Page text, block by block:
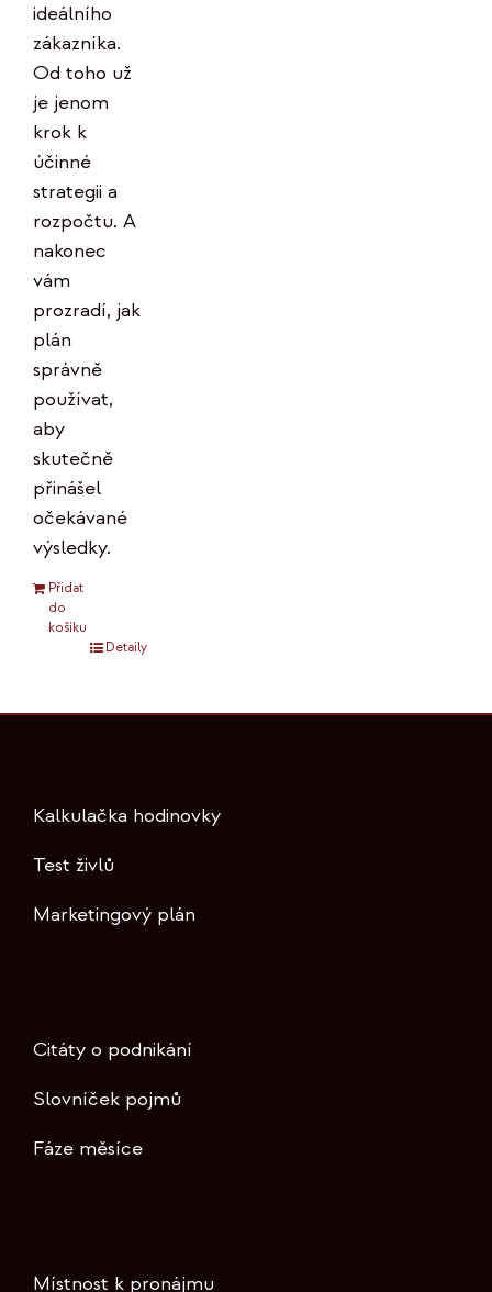
ideálního
zákazníka.
Od toho už
je jenom
krok k
účinné
strategii a
rozpočtu. A
nakonec
vám
prozradí, jak
plán
správně
používat,
aby
skutečně
přinášel
očekávané
výsledky.
Přidat
do
košíku
Detaily
Kalkulačka hodinovky
Test živlů
Marketingový plán
Citáty o podnikání
Slovníček pojmů
Fáze měsíce
Místnost k pronájmu